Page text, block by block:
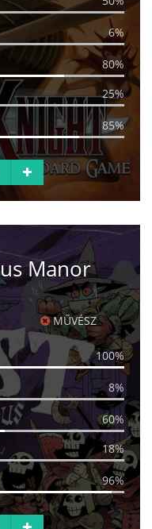
6%
80%
25%
85%
Manor
MŰVÉSZ
100%
8%
60%
18%
96%